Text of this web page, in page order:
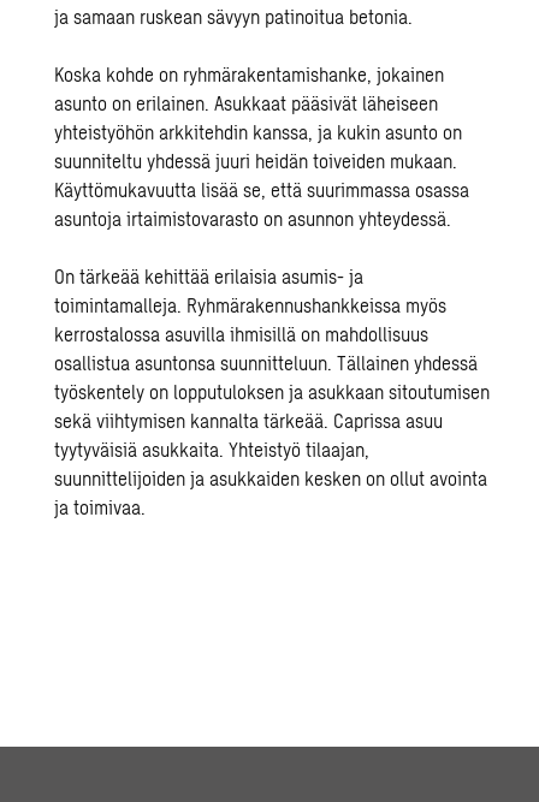
ja samaan ruskean sävyyn patinoitua betonia.
Koska kohde on ryhmärakentamishanke, jokainen
asunto on erilainen. Asukkaat pääsivät läheiseen
yhteistyöhönarkkitehdin kanssa ja kukin asunto on
suunniteltu yhdessä juuri heidän toiveiden mukaan.
Käyttömukavuutta lisää se, että suurimmassa osassa
asuntoja irtaimistovarasto on asunnon yhteydessä.
On tärkeää kehittää erilaisia asumis- ja
toimintamalleja. Ryhmärakennushankkeissa myös
kerrostalossa asuvilla ihmisillä on mahdollisuus
osallistua asuntonsa suunnitteluun. Tällainen yhdessä
työskentely on lopputuloksen ja asukkaan sitoutumisen
sekä viihtymisen kannalta tärkeää Caprissa asuu
tyytyväisiä asukkaita. Yhteistyö tilaajan,
suunnittelijoiden ja asukkaiden kesken on ollut avointa
ja toimivaa.